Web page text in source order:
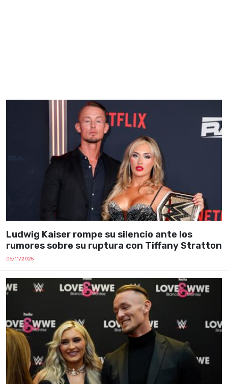
Ludwig Kaiser rompe su silencio ante los
rumores sobre su ruptura con Tiffany Stratton
06/11/2025